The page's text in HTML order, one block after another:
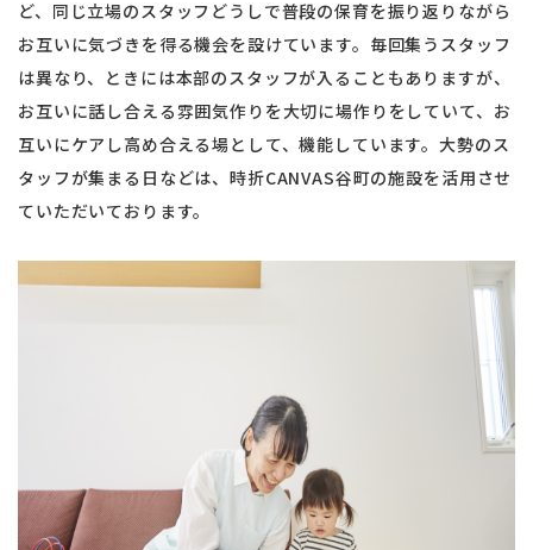
ど、同じ立場のスタッフどうしで普段の保育を振り返りながら
お互いに気づきを得る機会を設けています。毎回集うスタッフ
は異なり、ときには本部のスタッフが入ることもありますが、
お互いに話し合える雰囲気作りを大切に場作りをしていて、お
互いにケアし高め合える場として、機能しています。大勢のス
タッフが集まる日などは、時折CANVAS谷町の施設を活用させ
ていただいております。